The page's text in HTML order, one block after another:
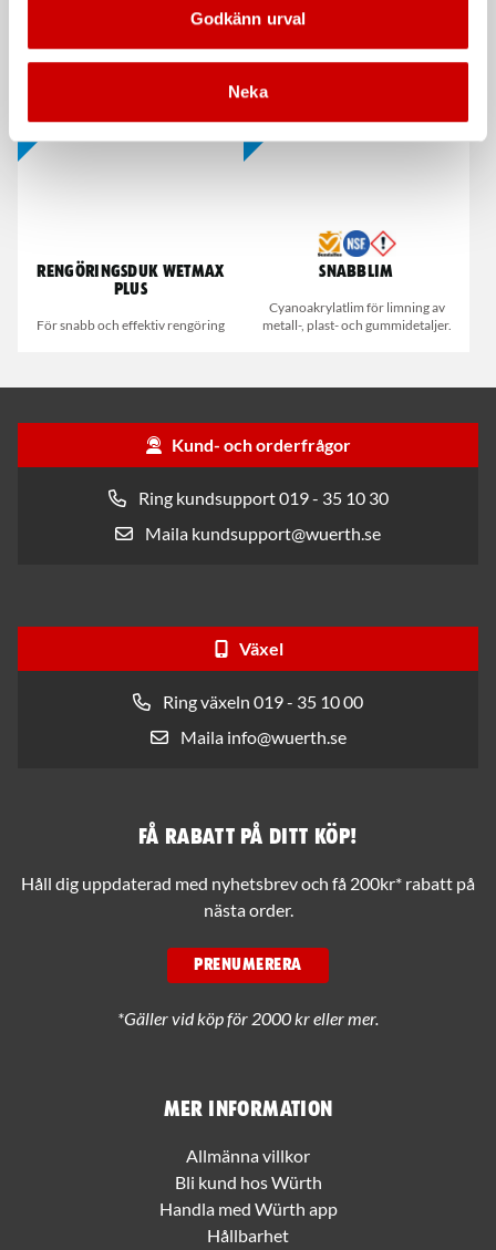
Godkänn urval
Neka
Rengöringsduk Wetmax
Plus
För snabb och effektiv rengöring
Kampanj
Snabblim
Cyanoakrylatlim för limning av
metall-, plast- och gummidetaljer.
Kund- och orderfrågor
Ring kundsupport 019 - 35 10 30
Maila kundsupport@wuerth.se
Växel
Ring växeln 019 - 35 10 00
Maila info@wuerth.se
Mer information
Allmänna villkor
Bli kund hos Würth
Handla med Würth app
Hållbarhet
Få rabatt på ditt köp!
Håll dig uppdaterad med nyhetsbrev och få 200kr* rabatt på
nästa order.
PRENUMERERA
*Gäller vid köp för 2000 kr eller mer.